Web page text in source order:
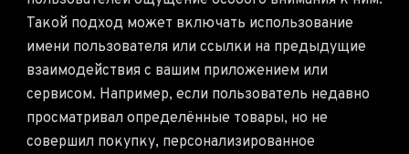
Такой подход может включать использование
имени пользователя или ссылки на предыдущие
взаимодействия с вашим приложением или
сервисом. Например, если пользователь недавно
просматривал определённые товары, но не
совершил покупку, персонализированное